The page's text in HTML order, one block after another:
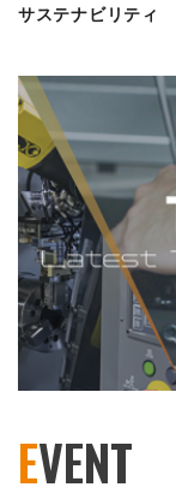
サステナビリティ
EVENT